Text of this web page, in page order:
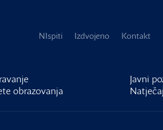
NIspiti Izdvojeno Kontakt
obrazovanja
Javni